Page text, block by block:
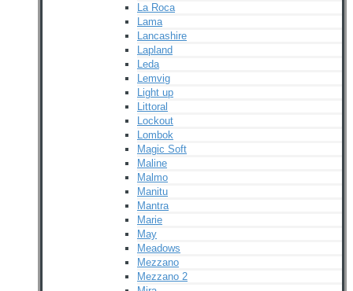
La Roca
Lama
Lancashire
Lapland
Leda
Lemvig
Light up
Littoral
Lockout
Lombok
Magic Soft
Maline
Malmo
Manitu
Mantra
Marie
May
Meadows
Mezzano
Mezzano 2